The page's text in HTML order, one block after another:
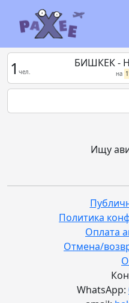
1 чел.
БИШКЕК -
на
Ищу
Политика
Оплата
Отмена/
WhatsApp: